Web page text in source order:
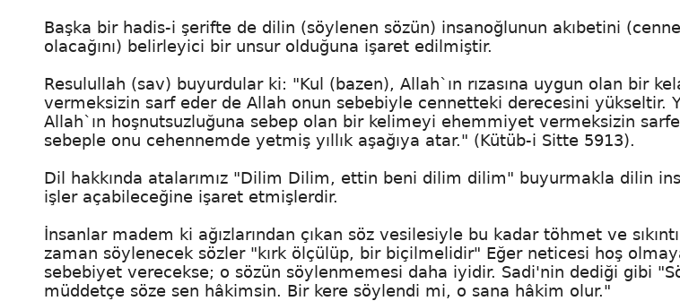
Başka bir hadis-i şerifte de dilin (söylenen sözün) insanoğlunun akıbetini
olacağını) belirleyici bir unsur olduğuna işaret edilmiştir.
Resulullah (sav) buyurdular ki: "Kul (bazen), Allah`ın rızasına uygun olan bir
vermeksizin sarf eder de Allah onun sebebiyle cennetteki derecesini yükseltir.
Allah`ın hoşnutsuzluğuna sebep olan bir kelimeyi ehemmiyet vermeksizin
sebeple onu cehennemde yetmiş yıllık aşağıya atar." (Kütüb-i Sitte 5913).
Dil hakkında atalarımız "Dilim Dilim, ettin beni dilim dilim" buyurmakla dilin
işler açabileceğine işaret etmişlerdir.
İnsanlar madem ki ağızlarından çıkan söz vesilesiyle bu kadar töhmet ve
zaman söylenecek sözler "kırk ölçülüp, bir biçilmelidir" Eğer neticesi hoş
sebebiyet verecekse; o sözün söylenmemesi daha iyidir. Sadi'nin dediği gibi
müddetçe söze sen hâkimsin. Bir kere söylendi mi, o sana hâkim olur."